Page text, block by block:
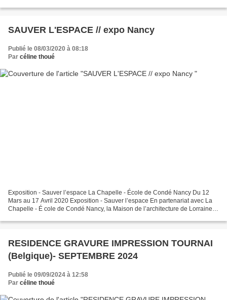
SAUVER L'ESPACE // expo Nancy
Publié le 08/03/2020 à 08:18
Par céline thoué
Exposition - Sauver l’espace La Chapelle - École de Condé Nancy Du 12
Mars au 17 Avril 2020 Exposition - Sauver l’espace En partenariat avec La
Chapelle - É cole de Condé Nancy, la Maison de l’architecture de Lorraine
RESIDENCE GRAVURE IMPRESSION TOURNAI
(Belgique)- SEPTEMBRE 2024
Publié le 09/09/2024 à 12:58
Par céline thoué